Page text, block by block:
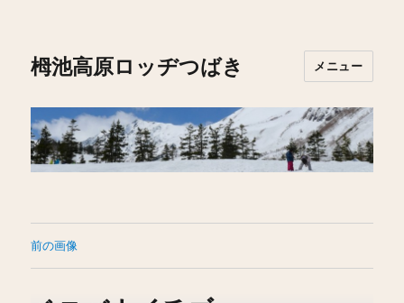
栂池高原ロッヂつばき メニュー
前の画像